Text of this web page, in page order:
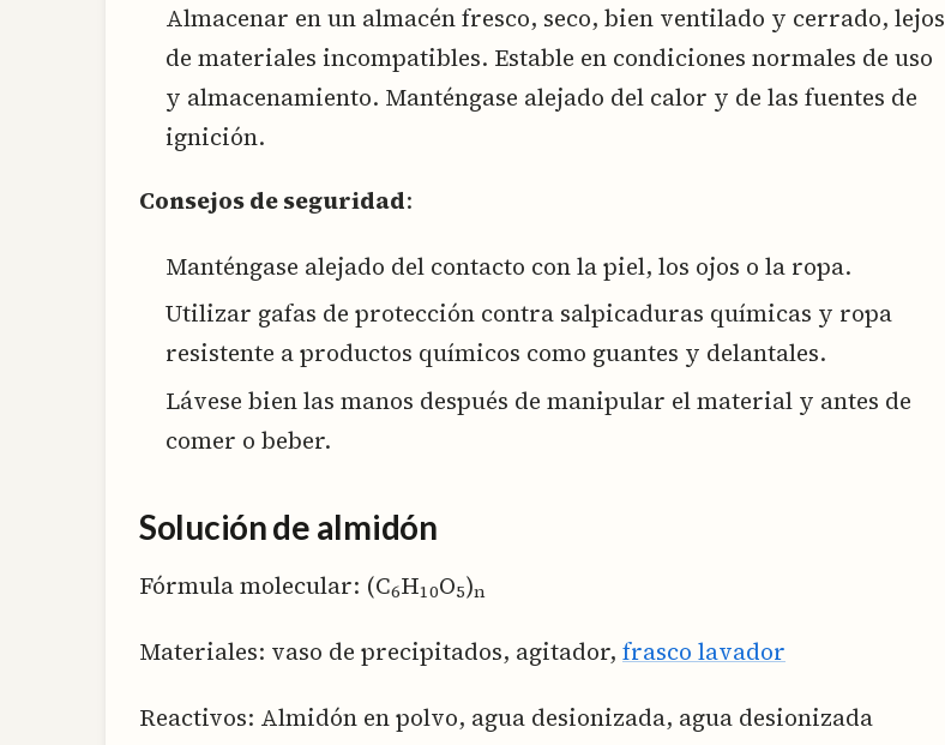
Almacenar en un almacén fresco, seco, bien ventilado y cerrado, lejos
de materiales incompatibles. Estable en condiciones normales de uso
y almacenamiento. Manténgase alejado del calor y de las fuentes de
ignición.
Consejos de seguridad:
Manténgase alejado del contacto con la piel, los ojos o la ropa.
Utilizar gafas de protección contra salpicaduras químicas y ropa
resistente a productos químicos como guantes y delantales.
Lávese bien las manos después de manipular el material y antes de
comer o beber.
Solución de almidón
Fórmula molecular: (C6H10O5)n
Materiales: vaso de precipitados, agitador, frasco lavador
Reactivos: Almidón en polvo, agua desionizada, agua desionizada